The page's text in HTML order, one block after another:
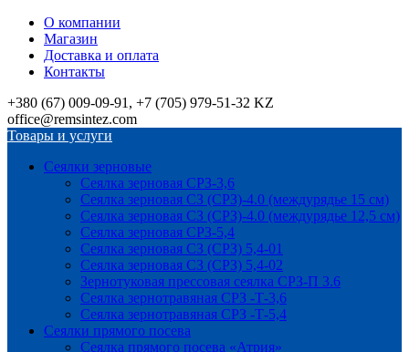
О компании
Магазин
Доставка и оплата
Контакты
+380 (67) 009-09-91, +7 (705) 979-51-32 KZ
office@remsintez.com
Товары и услуги
Сеялки зерновые
Сеялка зерновая СРЗ-3,6
Сеялка зерновая СЗ (СРЗ)-4.0 (междурядье 15 см)
Сеялка зерновая СЗ (СРЗ)-4.0 (междурядье 12,5 см)
Сеялка зерновая СРЗ-5,4
Сеялка зерновая СЗ (СРЗ) 5,4-01
Сеялка зерновая СЗ (СРЗ) 5,4-02
Зернотуковая прессовая сеялка СРЗ-П 3.6
Сеялка зернотравяная СРЗ -Т-3,6
Сеялка зернотравяная СРЗ -Т-5,4
Сеялки прямого посева
Сеялка прямого посева «Атрия»